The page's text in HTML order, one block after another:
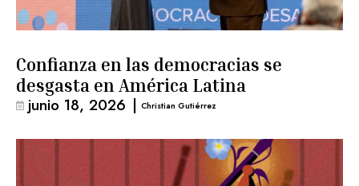
Confianza en las democracias se
desgasta en América Latina
junio 18, 2026 | Christian Gutiérrez